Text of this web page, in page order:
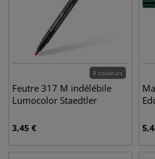
8 couleurs
Feutre 317 M indélébile
Lumocolor Staedtler
3,45 €